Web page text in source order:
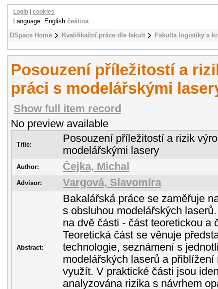
DSpace Home Kvalifikační práce dle fakult Fakulta logistiky a
Login cookies
Language: English čeština
Posouzení příležitostí a
práci s modelářskými
Show full item record
No preview available
Title:
Posouzení příležitostí a rizik
modelářskými lasery
Author: Čejka, Michal
Advisor: Vargová, Slavomíra
Abstract:
Bakalářská práce se zaměřuje
s obsluhou modelářských
na dvě části - část teoretickou a
Teoretická část se věnuje
technologie, seznámení s
modelářských laserů a
využít. V praktické části jsou
analyzována rizika s návrhem